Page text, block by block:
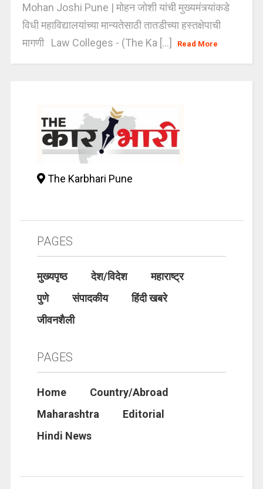
Mohan Joshi Pune | मोहन जोशी यांची मुख्यमंत्र्यांकडे
विधी महाविद्यालयांच्या मान्यतेसाठी तातडीच्या हस्तक्षेपाची
मागणी Law Colleges - (The Ka [...]
Read More
The Karbhari Pune
PAGES
मुख्यपृष्ठ देश/विदेश
महाराष्ट्र
पुणे
संपादकीय
हिंदी खबरे
जीवनशैली
PAGES
Home
Country/Abroad
Maharashtra
Editorial
Hindi News